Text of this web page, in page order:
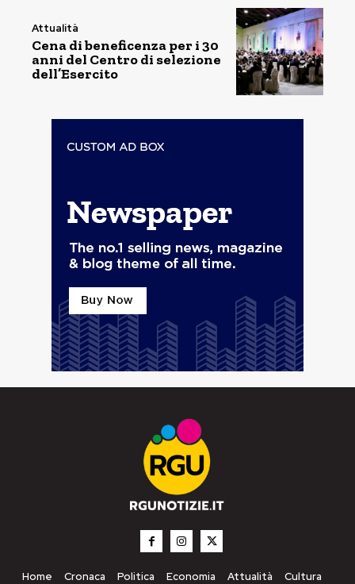
Attualità
Cena di beneficenza per i 30
anni del Centro di selezione
dell’Esercito
Home Cronaca Politica Economia Attualità
Cultura